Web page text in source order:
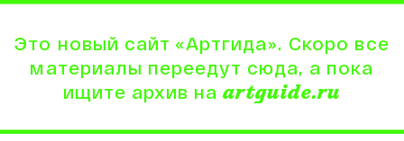
Это новый сайт «Артгида». Скоро все
материалы переедут сюда, а пока
ищите архив на artguide.ru